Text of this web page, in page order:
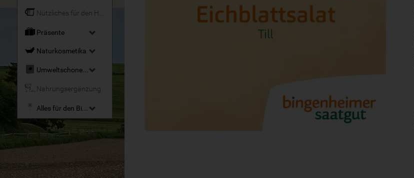
Präsente
Naturkosmetika
Umweltschonende Reinigungsmittel
Nahrungsergänzung
Alles für den Bio-Garten